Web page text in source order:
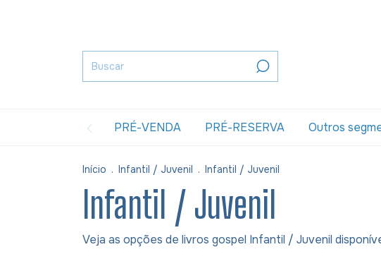
PRÉ-VENDA PRÉ-RESERVA Outros
Início . Infantil / Juvenil . Infantil / Juvenil
Infantil / Juvenil
Veja as opções de livros gospel Infantil / Juvenil